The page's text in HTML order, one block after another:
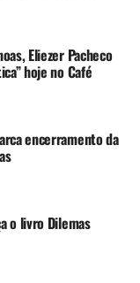
Eliezer Pacheco
hoje no Café
encerramento da
o livro Dilemas